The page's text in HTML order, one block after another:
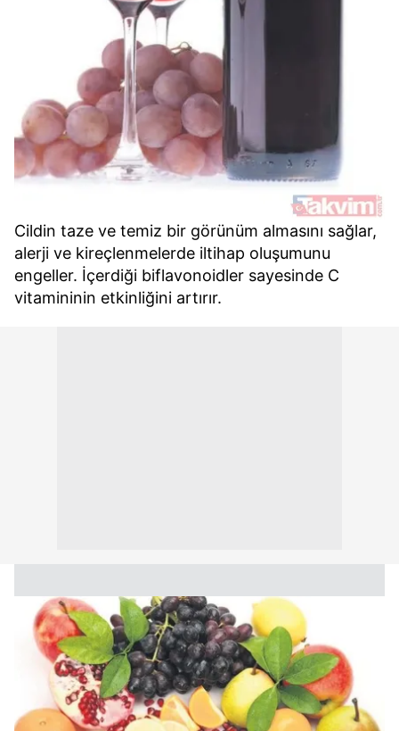
Cildin taze ve temiz bir görünüm almasını sağlar,
alerji ve kireçlenmelerde iltihap oluşumunu
engeller. İçerdiği biflavonoidler sayesinde C
vitamininin etkinliğini artırır.